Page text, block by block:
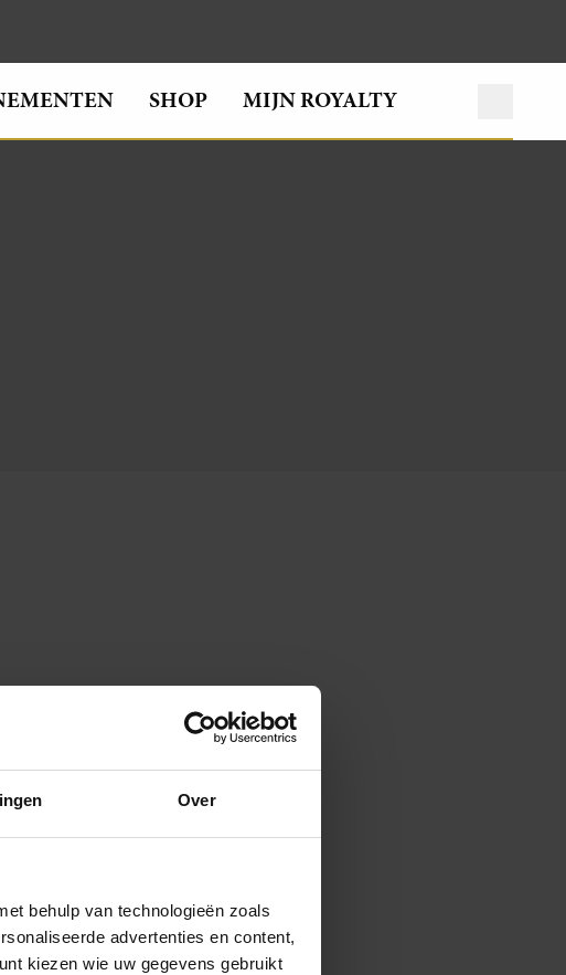
Over
behulp van technologieën zoals
advertenties en content,
kiezen wie uw gegevens gebruikt
SHOP MIJN ROYALTY